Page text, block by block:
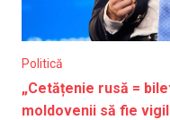
Politică
„Cetățenie rusă =
moldovenii să fie